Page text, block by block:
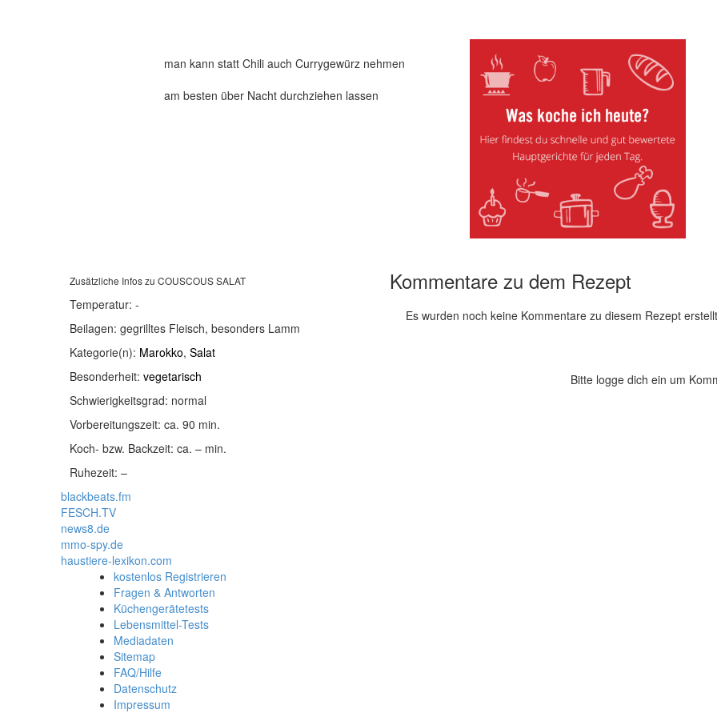
man kann statt Chili auch Currygewürz nehmen
am besten über Nacht durchziehen lassen
Zusätzliche Infos zu COUSCOUS SALAT
Temperatur: -
Beilagen: gegrilltes Fleisch, besonders Lamm
Kategorie(n): Marokko, Salat
Besonderheit: vegetarisch
Schwierigkeitsgrad: normal
Vorbereitungszeit: ca. 90 min.
Koch- bzw. Backzeit: ca. – min.
Ruhezeit: –
Kommentare zu dem Rezept
Es wurden noch keine Kommentare zu diesem Rezept
Bitte logge dich ein um
blackbeats.fm
FESCH.TV
news8.de
mmo-spy.de
haustiere-lexikon.com
kostenlos Registrieren
Fragen & Antworten
Küchengerätetests
Lebensmittel-Tests
Mediadaten
Sitemap
FAQ/Hilfe
Datenschutz
Impressum